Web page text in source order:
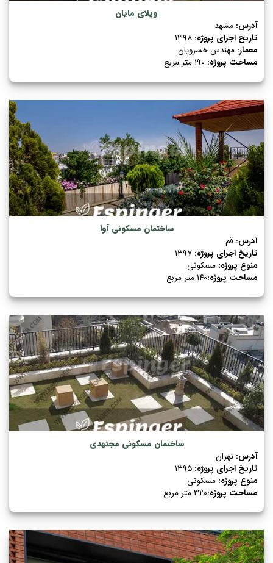
ویلای مایان
آدرس: مشهد
تاریخ اجرای پروژه:
معمار: مهندس خسرویان
مساحت پروژه:
ساختمان مسکونی آوا
آدرس: قم
تاریخ اجرای پروژه:
منوع پروژه: مسکونی
مساحت پروژه:۱۴۰ متر مربع
ساختمان مسکونی مجتهدی
آدرس: تهران
تاریخ اجرای پروژه:
منوع پروژه: مسکونی
مساحت پروژه:۳۲۰ متر مربع